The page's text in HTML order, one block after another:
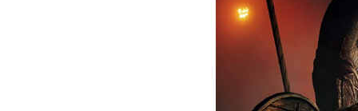
asentamiento en
Sigilo y Asesinatos: El
"Assassin's Creed". Los
Navegación Fluvial:
navegar ríos en